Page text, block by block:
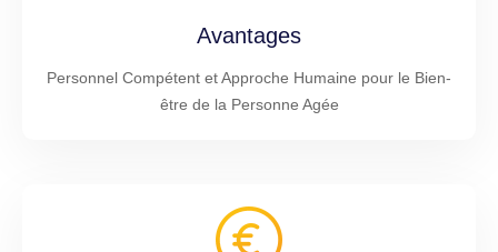
Avantages
Personnel Compétent et Approche Humaine pour le Bien-
être de la Personne Agée